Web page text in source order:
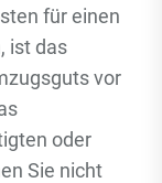
für einen
ist das
vor
oder
Sie nicht